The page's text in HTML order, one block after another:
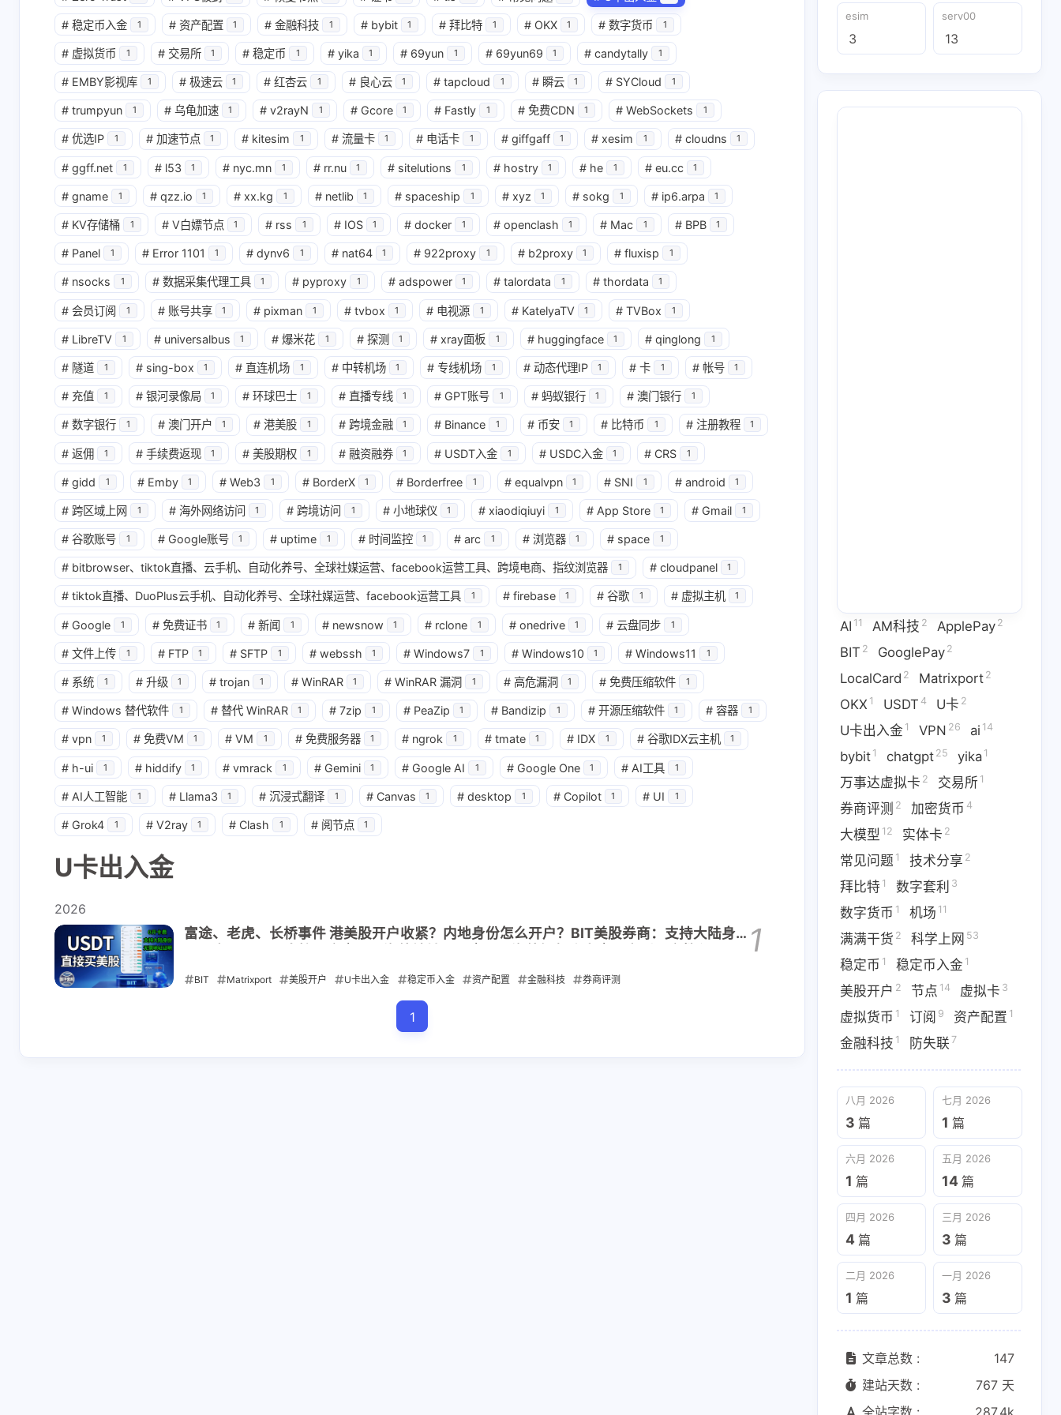
互动
最新评论
无法获取评论，请确认相关配置是否正确
兴趣点
寻找你感兴趣的领域
AI 11 AM科技2 ApplePay2 BIT
Matrixport2 OKX1 USDT4 U卡2 U卡出入金
bybit1 chatgpt25 yika1 万事达虚拟卡
加密货币4 大模型12 实体卡 2 常见问题1
数字套利3 数字货币 1 机场 11 满满干货 2 科学上网
稳定币入金1 美股开户 2 节点14 虚拟卡
资产配置1 金融科技1 防失联7
八月 2026
3
七月 2026
1 篇 1篇
五月 2026
14篇
四月 2026
4篇
三月 2026
3篇
二月 2026 一月 2026
3篇
# 稳定币入金 1 # 资产配置 1 # 金融科技 1 # bybit 1 # 拜比特 1 # OKX 1 # 数字货币 1
# 虚拟货币 1 # 交易所 1 # 稳定币 1 # yika 1 # 69yun 1 # 69yun69 1 # candytally 1
# EMBY影视库 1 # 极速云 1 # 红杏云 1 # 良心云 1 # tapcloud 1 # 瞬云 1 # SYCloud 1
# trumpyun 1 # 乌龟加速 1 # v2rayN 1 # Gcore 1 # Fastly 1 # 免费CDN 1 # WebSockets 1
# 优选IP 1 # 加速节点 1 # kitesim 1 # 流量卡 1 # 电话卡 1 # giffgaff 1 # xesim 1 # cloudns 1
# ggff.net 1 # l53 1 # nyc.mn 1 # rr.nu 1 # sitelutions 1 # hostry 1 # he 1 # eu.cc 1
# gname 1 # qzz.io 1 # xx.kg 1 # netlib 1 # spaceship 1 # xyz 1 # sokg 1 # ip6.arpa 1
# KV存储桶 1 # V白嫖节点 1 # rss 1 # IOS 1 # docker 1 # openclash 1 # Mac 1 # BPB 1
# Panel 1 # Error 1101 1 # dynv6 1 # nat64 1 # 922proxy 1 # b2proxy 1 # fluxisp 1
# nsocks 1 # 数据采集代理工具 1 # pyproxy 1 # adspower 1 # talordata 1 # thordata 1
# 会员订阅 1 # 账号共享 1 # pixman 1 # tvbox 1 # 电视源 1 # KatelyaTV 1 # TVBox 1
# LibreTV 1 # universalbus 1 # 爆米花 1 # 探测 1 # xray面板 1 # huggingface 1 # qinglong 1
# 隧道 1 # sing-box 1 # 直连机场 1 # 中转机场 1 # 专线机场 1 # 动态代理IP 1 # 卡 1 # 帐号 1
# 充值 1 # 银河录像局 1 # 环球巴士 1 # 直播专线 1 # GPT账号 1 # 蚂蚁银行 1 # 澳门银行 1
# 数字银行 1 # 澳门开户 1 # 港美股 1 # 跨境金融 1 # Binance 1 # 币安 1 # 比特币 1 # 注册教程 1
# 返佣 1 # 手续费返现 1 # 美股期权 1 # 融资融券 1 # USDT入金 1 # USDC入金 1 # CRS 1
# gidd 1 # Emby 1 # Web3 1 # BorderX 1 # Borderfree 1 # equalvpn 1 # SNI 1 # android 1
# 跨区域上网 1 # 海外网络访问 1 # 跨境访问 1 # 小地球仪 1 # xiaodiqiuyi 1 # App Store 1 # Gmail 1
# 谷歌账号 1 # Google账号 1 # uptime 1 # 时间监控 1 # arc 1 # 浏览器 1 # space 1
# bitbrowser、tiktok直播、云手机、自动化养号、全球社媒运营、facebook运营工具、跨境电商、指纹浏览器 1 # cloudpanel 1
# tiktok直播、DuoPlus云手机、自动化养号、全球社媒运营、facebook运营工具 1 # firebase 1 # 谷歌 1 # 虚拟主机 1
# Google 1 # 免费证书 1 # 新闻 1 # newsnow 1 # rclone 1 # onedrive 1 # 云盘同步 1
# 文件上传 1 # FTP 1 # SFTP 1 # webssh 1 # Windows7 1 # Windows10 1 # Windows11 1
# 系统 1 # 升级 1 # trojan 1 # WinRAR 1 # WinRAR 漏洞 1 # 高危漏洞 1 # 免费压缩软件 1
# Windows 替代软件 1 # 替代 WinRAR 1 # 7zip 1 # PeaZip 1 # Bandizip 1 # 开源压缩软件 1 # 容器 1
# vpn 1 # 免费VM 1 # VM 1 # 免费服务器 1 # ngrok 1 # tmate 1 # IDX 1 # 谷歌IDX云主机 1
# h-ui 1 # hiddify 1 # vmrack 1 # Gemini 1 # Google AI 1 # Google One 1 # AI工具 1
# AI人工智能 1 # Llama3 1 # 沉浸式翻译 1 # Canvas 1 # desktop 1 # Copilot 1 # UI 1
# Grok4 1 # V2ray 1 # Clash 1 # 阅节点 1
U卡出入金
2026
富途、老虎、长桥事件 港美股开户收紧？内地身份怎么开户？BIT美股券商：支持大陆身份 1
BIT Matrixport 美股开户 U卡出入金 稳定币入金 资产配置 金融科技 券商评测
1
esim
3
serv00
13
AI 11 AM科技 2 ApplePay 2
BIT 2 GooglePay 2
LocalCard 2 Matrixport 2
OKX 1 USDT 4 U卡 2
U卡出入金 1 VPN 26 ai 14
bybit 1 chatgpt 25 yika 1
万事达虚拟卡 2 交易所 1
券商评测 2 加密货币 4
大模型 12 实体卡 2
常见问题 1 技术分享 2
拜比特 1 数字套利 3
数字货币 1 机场 11
满满干货 2 科学上网 53
稳定币 1 稳定币入金 1
美股开户 2 节点 14 虚拟卡 3
虚拟货币 1 订阅 9 资产配置 1
金融科技 1 防失联 7
八月 2026
3 篇
七月 2026
1 篇
六月 2026
1 篇
五月 2026
14 篇
四月 2026
4 篇
三月 2026
3 篇
二月 2026
1 篇
一月 2026
3 篇
文章总数 :
147
建站天数 :
767 天
全站字数 :
287.4k